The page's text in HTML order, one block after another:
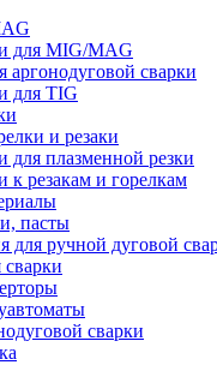
для MIG/MAG
аргонодуговой сварки
для TIG
и резаки
для плазменной резки
к резакам и горелкам
пасты
для ручной дуговой
сварки
сварки